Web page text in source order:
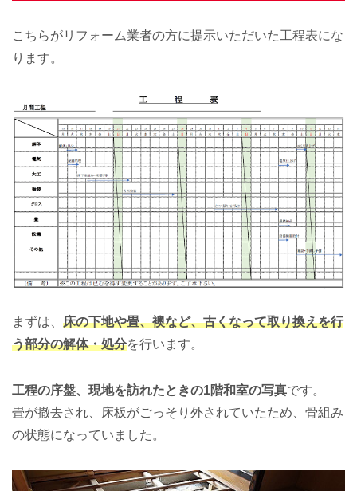
こちらがリフォーム業者の方に提示いただいた工程表にな
ります。
まずは、 床の下地や畳、襖など、古くなって取り換えを行
う部分の解体・処分を行います。
工程の序盤、現地を訪れたときの1階和室の写真です。
畳が撤去され、床板がごっそり外されていたため、骨組み
の状態になっていました。